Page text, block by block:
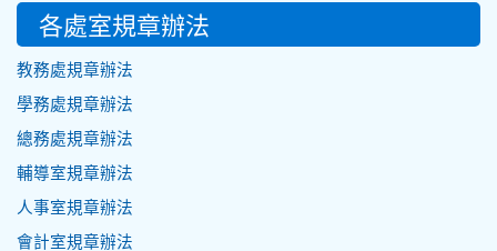
各處室規章辦法
教務處規章辦法
學務處規章辦法
總務處規章辦法
輔導室規章辦法
人事室規章辦法
會計室規章辦法